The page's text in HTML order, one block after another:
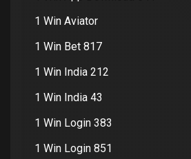
1 Win Aviator
1 Win Bet 817
1 Win India 212
1 Win India 43
1 Win Login 383
1 Win Login 851